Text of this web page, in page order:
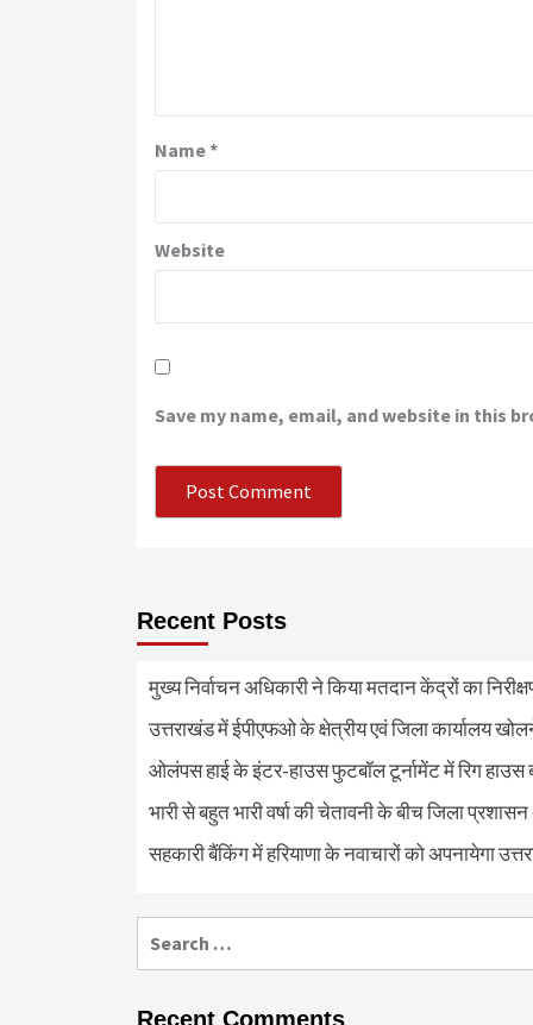
Name*
Website
Save my name, email, and website in this
Recent Posts
मुख्य निर्वाचन अधिकारी ने किया मतदान केंद्रों का
उत्तराखंड में ईपीएफओ के क्षेत्रीय एवं जिला कार्यालय
ओलंपस हाई के इंटर-हाउस फुटबॉल टूर्नामेंट में रिग हाउस
भारी से बहुत भारी वर्षा की चेतावनी के बीच जिला
सहकारी बैंकिंग में हरियाणा के नवाचारों को अपनायेगा
for:
Recent Comments